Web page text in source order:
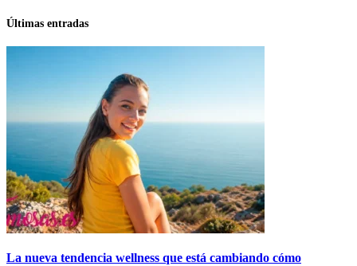
Últimas entradas
La nueva tendencia wellness que está cambiando cómo